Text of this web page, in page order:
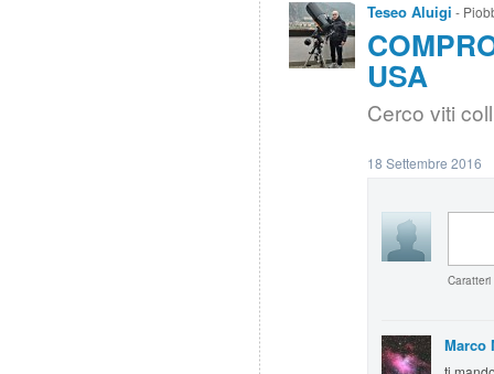
Teseo Aluigi -
USA
Cerco viti
18 Settembre 2016
Marco